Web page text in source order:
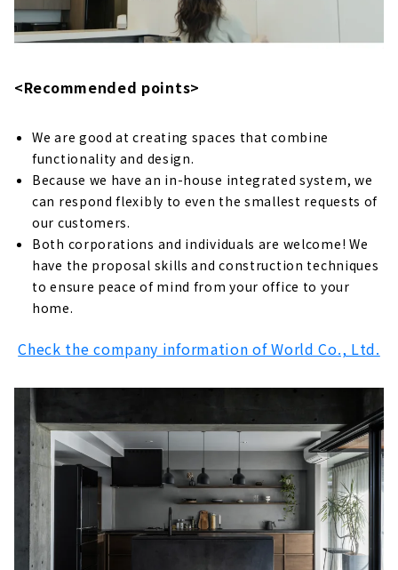
<Recommended points>
We are good at creating spaces that combine
functionality and design.
Because we have an in-house integrated system, we
can respond flexibly to even the smallest requests of
our customers.
Both corporations and individuals are welcome! We
have the proposal skills and construction techniques
to ensure peace of mind from your office to your
home.
Check the company information of World Co., Ltd.